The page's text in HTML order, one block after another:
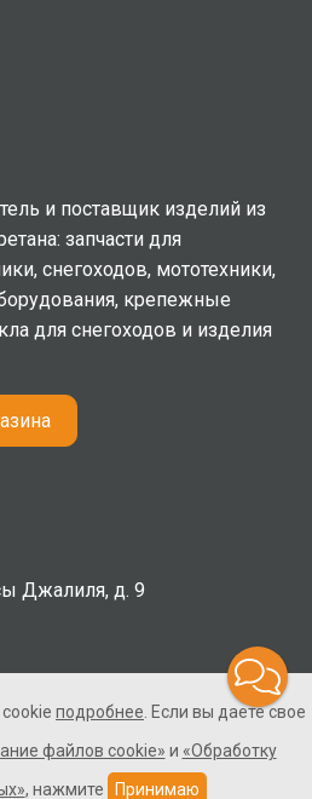
и поставщик изделий из
запчасти для
снегоходов, мототехники,
крепежные
для снегоходов и изделия
Джалиля, д. 9
Все права защищены. Не
офертой.
подробнее . Если вы даете свое
файлов cookie» и «Обработку
, нажмите Принимаю